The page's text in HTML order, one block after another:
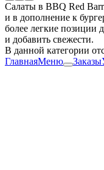
Салаты в BBQ Red
и в дополнение к
более легкие позиции
и добавить свежести.
В данной категории
ГлавнаяМеню Заказы